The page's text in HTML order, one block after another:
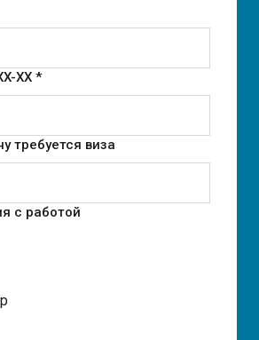
XX *
требуется виза
с работой